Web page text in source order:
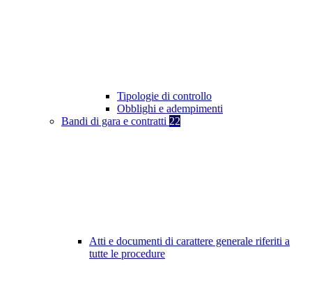
Tipologie di controllo
Obblighi e adempimenti
Bandi di gara e contratti 22
Atti e documenti di carattere generale riferiti a
tutte le procedure